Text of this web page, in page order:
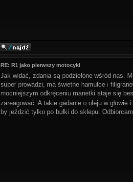
RE: R1 jako pierwszy motocykl
Jak widać, zdania są podzielone wśród nas.
super prowadzi, ma świetne hamulce i
mocniejszym odkręceniu manetki staje się
zareagować. A takie gadanie o oleju w
by jeździć tylko po bułki do sklepu.